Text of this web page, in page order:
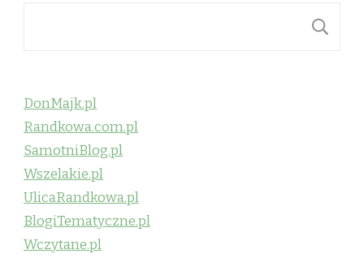
DonMajk.pl
Randkowa.com.pl
SamotniBlog.pl
Wszelakie.pl
UlicaRandkowa.pl
BlogiTematyczne.pl
Wczytane.pl